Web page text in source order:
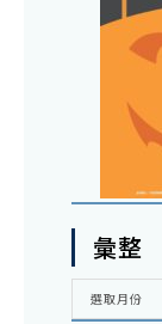
彙整
彙
選取月份